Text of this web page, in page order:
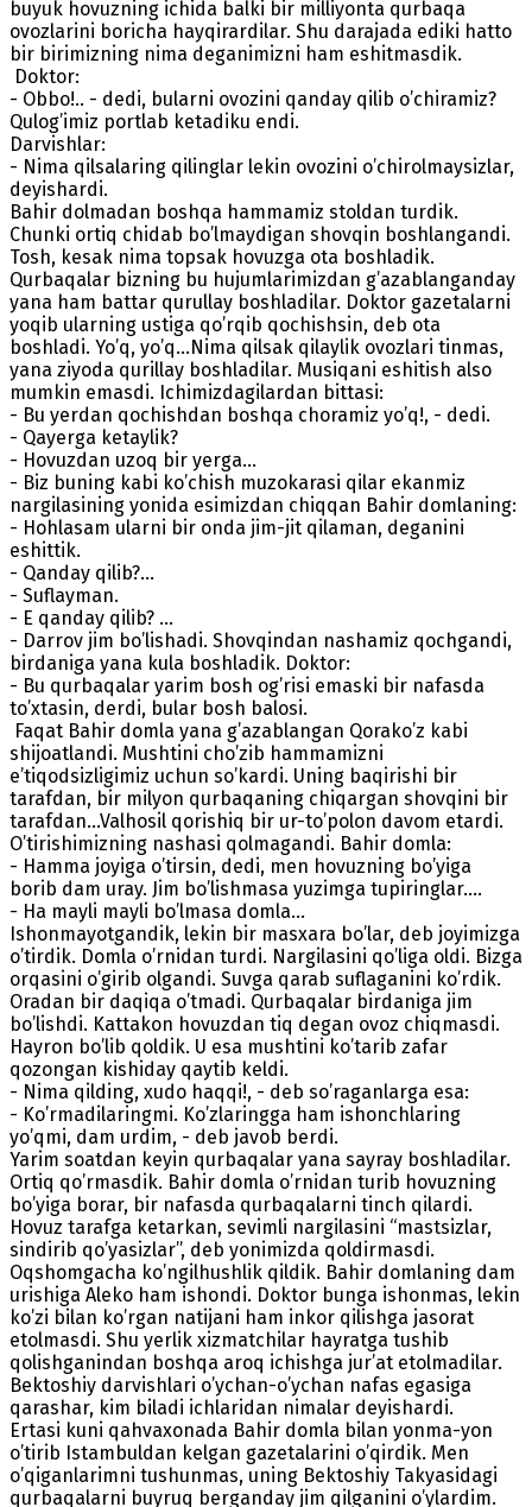
buyuk hovuzning ichida balki bir milliyonta qurbaqa
ovozlarini boricha hayqirardilar. Shu darajada ediki hatto
bir birimizning nima deganimizni ham eshitmasdik.
Doktor:
- Obbo!.. - dedi, bularni ovozini qanday qilib o’chiramiz?
Qulog’imiz portlab ketadiku endi.
Darvishlar:
- Nima qilsalaring qilinglar lekin ovozini o’chirolmaysizlar,
deyishardi.
Bahir dolmadan boshqa hammamiz stoldan turdik.
Chunki ortiq chidab bo’lmaydigan shovqin boshlangandi.
Tosh, kesak nima topsak hovuzga ota boshladik.
Qurbaqalar bizning bu hujumlarimizdan g’azablanganday
yana ham battar qurullay boshladilar. Doktor gazetalarni
yoqib ularning ustiga qo’rqib qochishsin, deb ota
boshladi. Yo’q, yo’q…Nima qilsak qilaylik ovozlari tinmas,
yana ziyoda qurillay boshladilar. Musiqani eshitish also
mumkin emasdi. Ichimizdagilardan bittasi:
- Bu yerdan qochishdan boshqa choramiz yo’q!, - dedi.
- Qayerga ketaylik?
- Hovuzdan uzoq bir yerga…
- Biz buning kabi ko’chish muzokarasi qilar ekanmiz
nargilasining yonida esimizdan chiqqan Bahir domlaning:
- Hohlasam ularni bir onda jim-jit qilaman, deganini
eshittik.
- Qanday qilib?...
- Suflayman.
- E qanday qilib? …
- Darrov jim bo’lishadi. Shovqindan nashamiz qochgandi,
birdaniga yana kula boshladik. Doktor:
- Bu qurbaqalar yarim bosh og’risi emaski bir nafasda
to’xtasin, derdi, bular bosh balosi.
Faqat Bahir domla yana g’azablangan Qorako’z kabi
shijoatlandi. Mushtini cho’zib hammamizni
e’tiqodsizligimiz uchun so’kardi. Uning baqirishi bir
tarafdan, bir milyon qurbaqaning chiqargan shovqini bir
tarafdan…Valhosil qorishiq bir ur-to’polon davom etardi.
O’tirishimizning nashasi qolmagandi. Bahir domla:
- Hamma joyiga o’tirsin, dedi, men hovuzning bo’yiga
borib dam uray. Jim bo’lishmasa yuzimga tupiringlar….
- Ha mayli mayli bo’lmasa domla…
Ishonmayotgandik, lekin bir masxara bo’lar, deb joyimizga
o’tirdik. Domla o’rnidan turdi. Nargilasini qo’liga oldi. Bizga
orqasini o’girib olgandi. Suvga qarab suflaganini ko’rdik.
Oradan bir daqiqa o’tmadi. Qurbaqalar birdaniga jim
bo’lishdi. Kattakon hovuzdan tiq degan ovoz chiqmasdi.
Hayron bo’lib qoldik. U esa mushtini ko’tarib zafar
qozongan kishiday qaytib keldi.
- Nima qilding, xudo haqqi!, - deb so’raganlarga esa:
- Ko’rmadilaringmi. Ko’zlaringga ham ishonchlaring
yo’qmi, dam urdim, - deb javob berdi.
Yarim soatdan keyin qurbaqalar yana sayray boshladilar.
Ortiq qo’rmasdik. Bahir domla o’rnidan turib hovuzning
bo’yiga borar, bir nafasda qurbaqalarni tinch qilardi.
Hovuz tarafga ketarkan, sevimli nargilasini “mastsizlar,
sindirib qo’yasizlar”, deb yonimizda qoldirmasdi.
Oqshomgacha ko’ngilhushlik qildik. Bahir domlaning dam
urishiga Aleko ham ishondi. Doktor bunga ishonmas, lekin
ko’zi bilan ko’rgan natijani ham inkor qilishga jasorat
etolmasdi. Shu yerlik xizmatchilar hayratga tushib
qolishganindan boshqa aroq ichishga jur’at etolmadilar.
Bektoshiy darvishlari o’ychan-o’ychan nafas egasiga
qarashar, kim biladi ichlaridan nimalar deyishardi.
Ertasi kuni qahvaxonada Bahir domla bilan yonma-yon
o’tirib Istambuldan kelgan gazetalarini o’qirdik. Men
o’qiganlarimni tushunmas, uning Bektoshiy Takyasidagi
qurbaqalarni buyruq berganday jim qilganini o’ylardim.